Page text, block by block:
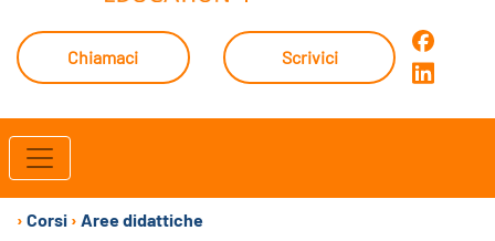
Chiamaci Scrivici
› Corsi › Aree didattiche